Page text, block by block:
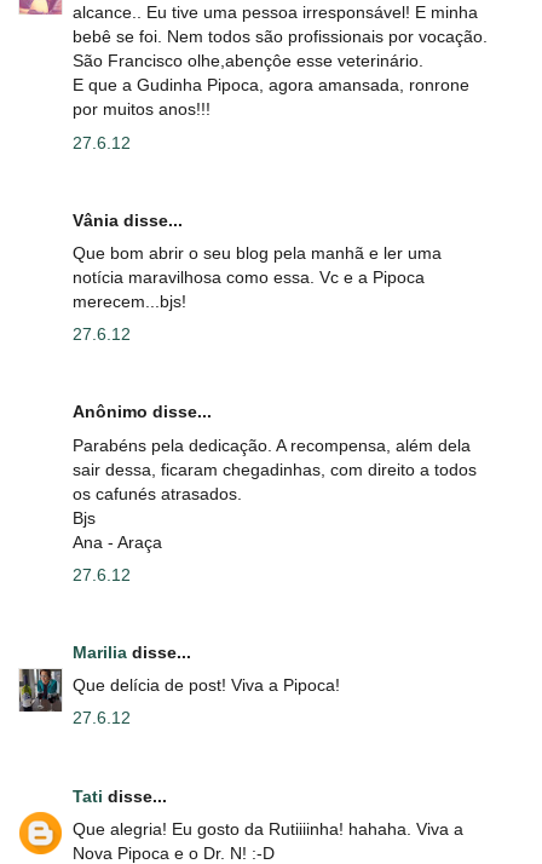
alcance.. Eu tive uma pessoa irresponsável! E minha
bebê se foi. Nem todos são profissionais por vocação.
São Francisco olhe,abençôe esse veterinário.
E que a Gudinha Pipoca, agora amansada, ronrone
por muitos anos!!!
27.6.12
Vânia disse...
Que bom abrir o seu blog pela manhã e ler uma
notícia maravilhosa como essa. Vc e a Pipoca
merecem...bjs!
27.6.12
Anônimo disse...
Parabéns pela dedicação. A recompensa, além dela
sair dessa, ficaram chegadinhas, com direito a todos
os cafunés atrasados.
Bjs
Ana - Araça
27.6.12
Marilia disse...
Que delícia de post! Viva a Pipoca!
27.6.12
Tati disse...
Que alegria! Eu gosto da Rutiiiinha! hahaha. Viva a
Nova Pipoca e o Dr. N! :-D